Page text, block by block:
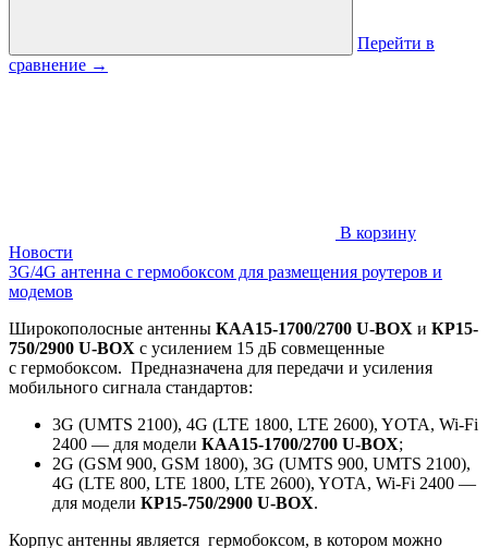
Перейти в
сравнение →
В корзину
Новости
3G/4G антенна с гермобоксом для размещения роутеров и
модемов
Широкополосные антенны КАА15-1700/2700 U-BOX и КР15-
750/2900 U-BOX с усилением 15 дБ совмещенные
с гермобоксом. Предназначена для передачи и усиления
мобильного сигнала стандартов:
3G (UMTS 2100), 4G (LTE 1800, LTE 2600), YOTA, Wi-Fi
2400 — для модели КАА15-1700/2700 U-BOX;
2G (GSM 900, GSM 1800), 3G (UMTS 900, UMTS 2100),
4G (LTE 800, LTE 1800, LTE 2600), YOTA, Wi-Fi 2400 —
для модели КР15-750/2900 U-BOX.
Корпус антенны является гермобоксом, в котором можно